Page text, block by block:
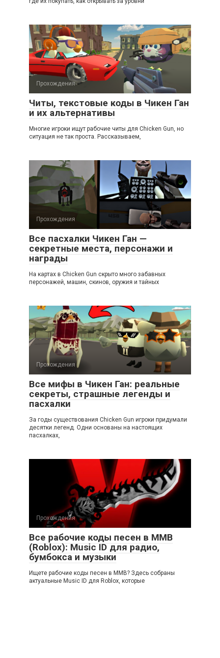
Прохождения
Читы, текстовые коды в Чикен Ган
и их альтернативы
Многие игроки ищут рабочие читы для Chicken Gun, но
ситуация не так проста. Рассказываем,
Прохождения
Все пасхалки Чикен Ган —
секретные места, персонажи и
награды
На картах в Chicken Gun скрыто много забавных
персонажей, машин, скинов, оружия и тайных
Прохождения
Все мифы в Чикен Ган: реальные
секреты, страшные легенды и
пасхалки
За годы существования Chicken Gun игроки придумали
десятки легенд. Одни основаны на настоящих
пасхалках,
Прохождения
Все рабочие коды песен в ММВ
(Roblox): Music ID для радио,
бумбокса и музыки
Ищете рабочие коды песен в ММВ? Здесь собраны
актуальные Music ID для Roblox, которые